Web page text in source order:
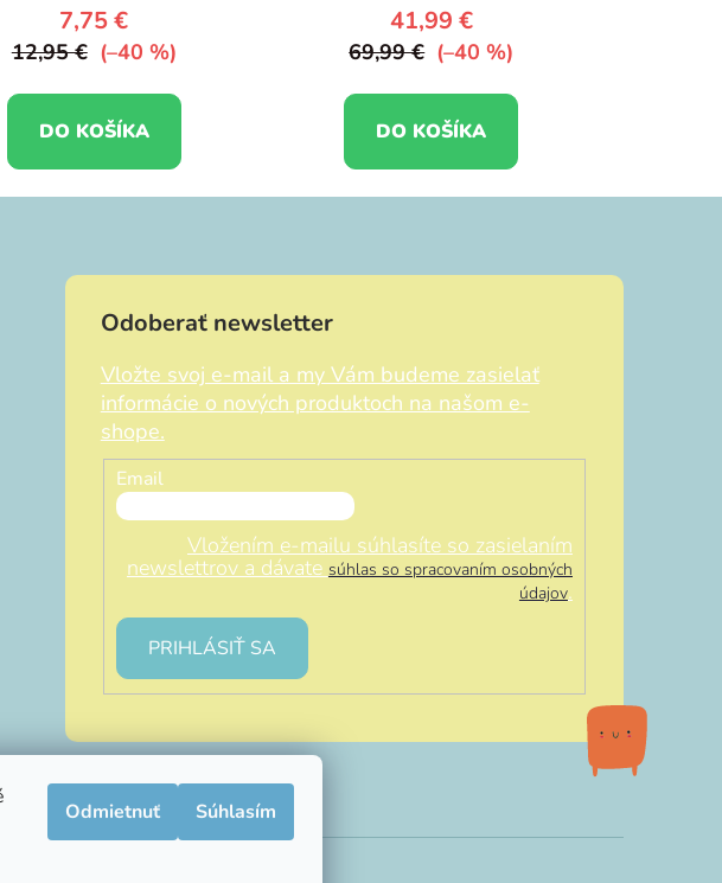
Odmietnuť Súhlasím
7,75 €
12,95 € (–40 %)
DO KOŠÍKA
41,99 €
69,99 € (–40 %)
DO KOŠÍKA
Odoberať newsletter
Vložte svoj e-mail a my Vám budeme zasielať
informácie o nových produktoch na našom e-
shope.
Email
Vložením e-mailu súhlasíte so zasielaním
newslettrov a dávate súhlas so spracovaním osobných
údajov.
PRIHLÁSIŤ SA